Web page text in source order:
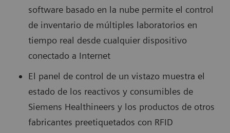
software basado en la nube permite el control
de inventario de múltiples laboratorios en
tiempo real desde cualquier dispositivo
conectado a Internet
El panel de control de un vistazo muestra el
estado de los reactivos y consumibles de
Siemens Healthineers y los productos de otros
fabricantes preetiquetados con RFID